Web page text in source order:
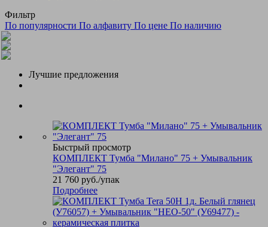
Фильтр
По популярности По алфавиту По цене По наличию
Лучшие предложения
Быстрый просмотр
КОМПЛЕКТ Тумба "Милано" 75 + Умывальник
"Элегант" 75
21 760 руб./упак
Подробнее